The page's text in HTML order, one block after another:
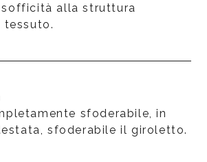
alla struttura
tessuto.
sfoderabile, in
sfoderabile il giroletto.